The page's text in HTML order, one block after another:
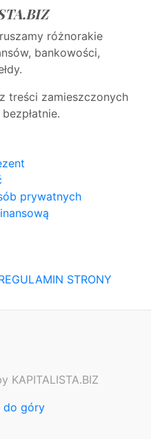
różnorakie
bankowości,
treści zamieszczonych
prywatnych
STRONY
góry